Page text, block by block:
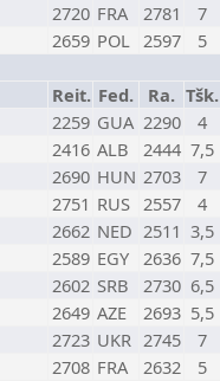
2720 FRA 2781
7
2659 POL 2597
5
Reit. Fed. Ra. Tšk.
2259 GUA 2290
4
2416 ALB 2444 7,5
2690 HUN 2703
7
2751 RUS 2557
4
2662 NED 2511 3,5
2589 EGY 2636 7,5
2602 SRB 2730 6,5
2649 AZE 2693 5,5
2723 UKR 2745
7
2708 FRA 2632
5